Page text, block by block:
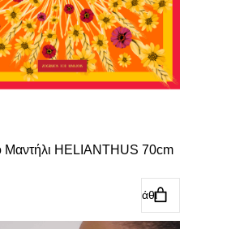
Μαντήλι HELIANTHUS 70cm
Προσθήκη στο καλάθι